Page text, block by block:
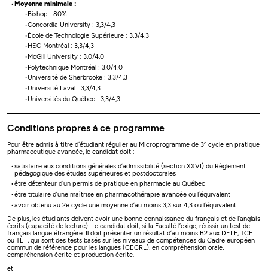
Moyenne minimale :
Bishop : 80%
Concordia University : 3,3/4,3
École de Technologie Supérieure : 3,3/4,3
HEC Montréal : 3,3/4,3
McGill University : 3,0/4,0
Polytechnique Montréal : 3,0/4,0
Université de Sherbrooke : 3,3/4,3
Université Laval : 3,3/4,3
Universités du Québec : 3,3/4,3
Conditions propres à ce programme
Pour être admis à titre d’étudiant régulier au Microprogramme de 3e cycle en pratique
pharmaceutique avancée, le candidat doit :
satisfaire aux conditions générales d’admissibilité (section XXVI) du Règlement
pédagogique des études supérieures et postdoctorales
être détenteur d’un permis de pratique en pharmacie au Québec
être titulaire d’une maîtrise en pharmacothérapie avancée ou l’équivalent
avoir obtenu au 2e cycle une moyenne d’au moins 3,3 sur 4,3 ou l’équivalent
De plus, les étudiants doivent avoir une bonne connaissance du français et de l’anglais
écrits (capacité de lecture). Le candidat doit, si la Faculté l’exige, réussir un test de
français langue étrangère. Il doit présenter un résultat d’au moins B2 aux DELF, TCF
ou TEF, qui sont des tests basés sur les niveaux de compétences du Cadre européen
commun de référence pour les langues (CECRL), en compréhension orale,
compréhension écrite et production écrite.
et